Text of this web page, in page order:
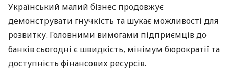
Український малий бізнес продовжує
демонструвати гнучкість та шукає можливості для
розвитку. Головними вимогами підприємців до
банків сьогодні є швидкість, мінімум бюрократії та
доступність фінансових ресурсів.